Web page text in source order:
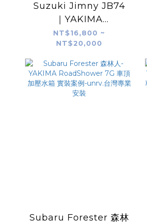
Suzuki Jimny JB74
｜YAKIMA
RoadShower 7G /
10G 加壓儲水器 淋浴水
箱｜unrv.台灣專業安裝
NT$16,800 ~
NT$20,000
Subaru Forester 森林